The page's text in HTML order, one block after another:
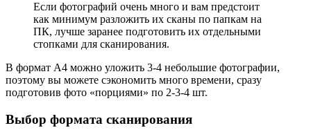
Если фотографий очень много и вам предстоит
как минимум разложить их сканы по папкам на
ПК, лучше заранее подготовить их отдельными
стопками для сканирования.
В формат А4 можно уложить 3-4 небольшие фотографии,
поэтому вы можете сэкономить много времени, сразу
подготовив фото «порциями» по 2-3-4 шт.
Выбор формата сканирования